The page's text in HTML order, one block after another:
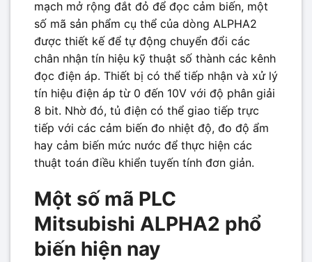
mạch mở rộng đắt đỏ để đọc cảm biến, một
số mã sản phẩm cụ thể của dòng ALPHA2
được thiết kế để tự động chuyển đổi các
chân nhận tín hiệu kỹ thuật số thành các kênh
đọc điện áp. Thiết bị có thể tiếp nhận và xử lý
tín hiệu điện áp từ 0 đến 10V với độ phân giải
8 bit. Nhờ đó, tủ điện có thể giao tiếp trực
tiếp với các cảm biến đo nhiệt độ, đo độ ẩm
hay cảm biến mức nước để thực hiện các
thuật toán điều khiển tuyến tính đơn giản.
Một số mã PLC
Mitsubishi ALPHA2 phổ
biến hiện nay